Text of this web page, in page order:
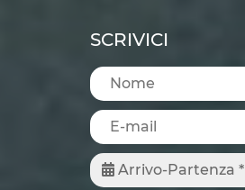
SCRIVICI
Arrivo-Partenza *